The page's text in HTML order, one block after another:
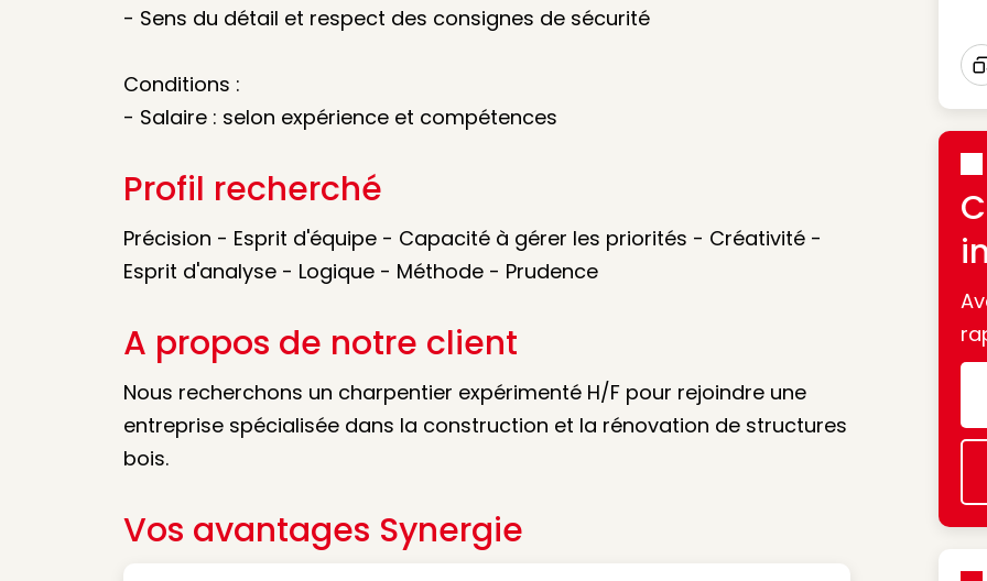
- Sens du détail et respect des consignes de sécurité
Conditions :
- Salaire : selon expérience et compétences
Profil recherché
Précision - Esprit d'équipe - Capacité à gérer les priorités - Créativité -
Esprit d'analyse - Logique - Méthode - Prudence
A propos de notre client
Nous recherchons un charpentier expérimenté H/F pour rejoindre une
entreprise spécialisée dans la construction et la rénovation de structures
bois.
Vos avantages Synergie